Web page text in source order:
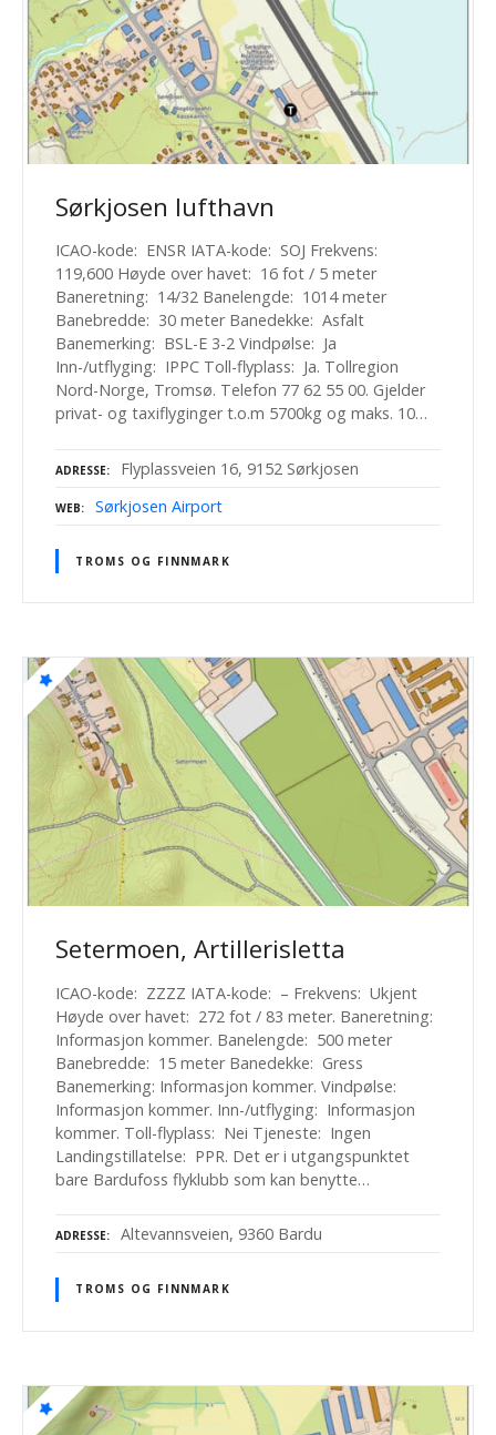
Sørkjosen lufthavn
ICAO-kode: ENSR IATA-kode: SOJ Frekvens:
119,600 Høyde over havet: 16 fot / 5 meter
Baneretning: 14/32 Banelengde: 1014 meter
Banebredde: 30 meter Banedekke: Asfalt
Banemerking: BSL-E 3-2 Vindpølse: Ja
Inn-/utflyging: IPPC Toll-flyplass: Ja. Tollregion
Nord-Norge, Tromsø. Telefon 77 62 55 00. Gjelder
privat- og taxiflyginger t.o.m 5700kg og maks. 10…
ADRESSE Flyplassveien 16, 9152 Sørkjosen
WEB Sørkjosen Airport
TROMS OG FINNMARK
Setermoen, Artillerisletta
ICAO-kode: ZZZZ IATA-kode: – Frekvens: Ukjent
Høyde over havet: 272 fot / 83 meter. Baneretning:
Informasjon kommer. Banelengde: 500 meter
Banebredde: 15 meter Banedekke: Gress
Banemerking: Informasjon kommer. Vindpølse:
Informasjon kommer. Inn-/utflyging: Informasjon
kommer. Toll-flyplass: Nei Tjeneste: Ingen
Landingstillatelse: PPR. Det er i utgangspunktet
bare Bardufoss flyklubb som kan benytte…
ADRESSE Altevannsveien, 9360 Bardu
TROMS OG FINNMARK